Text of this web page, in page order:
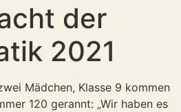
der
2021
Mädchen, Klasse 9 kommen
120 gerannt: „Wir haben es